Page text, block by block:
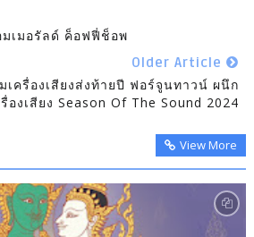
มเมอรัลด์ ค็อฟฟี่ช็อพ
Older Article
เครื่องเสียงส่งท้ายปี ฟอร์จูนทาวน์ ผนึก
งเสียง Season Of The Sound 2024
View More